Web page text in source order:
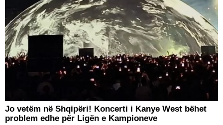
Jo vetëm në Shqipëri! Koncerti i Kanye West bëhet
problem edhe për Ligën e Kampioneve